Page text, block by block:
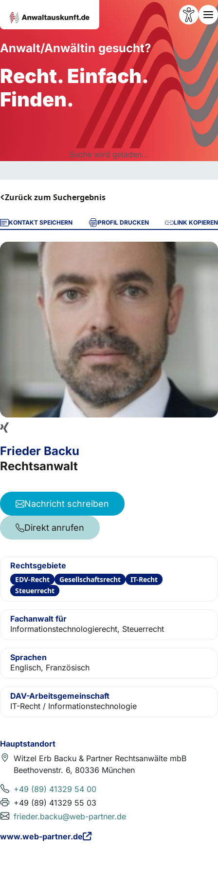
Anwalt/Anwältin gesucht?
Recht. Einfach.
Finden.
Suche wird geladen...
Zurück zum Suchergebnis
KONTAKT SPEICHERN PROFIL DRUCKEN LINK KOPIEREN
Hauptstandort
Witzel Erb Backu & Partner Rechtsanwälte mbB
Beethovenstr. 6, 80336 München
+49 (89) 41329 54 00
+49 (89) 41329 55 03
frieder.backu@web-partner.de
www.web-partner.de
Frieder Backu
Rechtsanwalt
Nachricht schreiben
Direkt anrufen
Rechtsgebiete
EDV-Recht Gesellschaftsrecht
IT-Recht
Steuerrecht
Fachanwalt für
Informationstechnologierecht, Steuerrecht
Sprachen
Englisch, Französisch
DAV-Arbeitsgemeinschaft
IT-Recht / Informationstechnologie